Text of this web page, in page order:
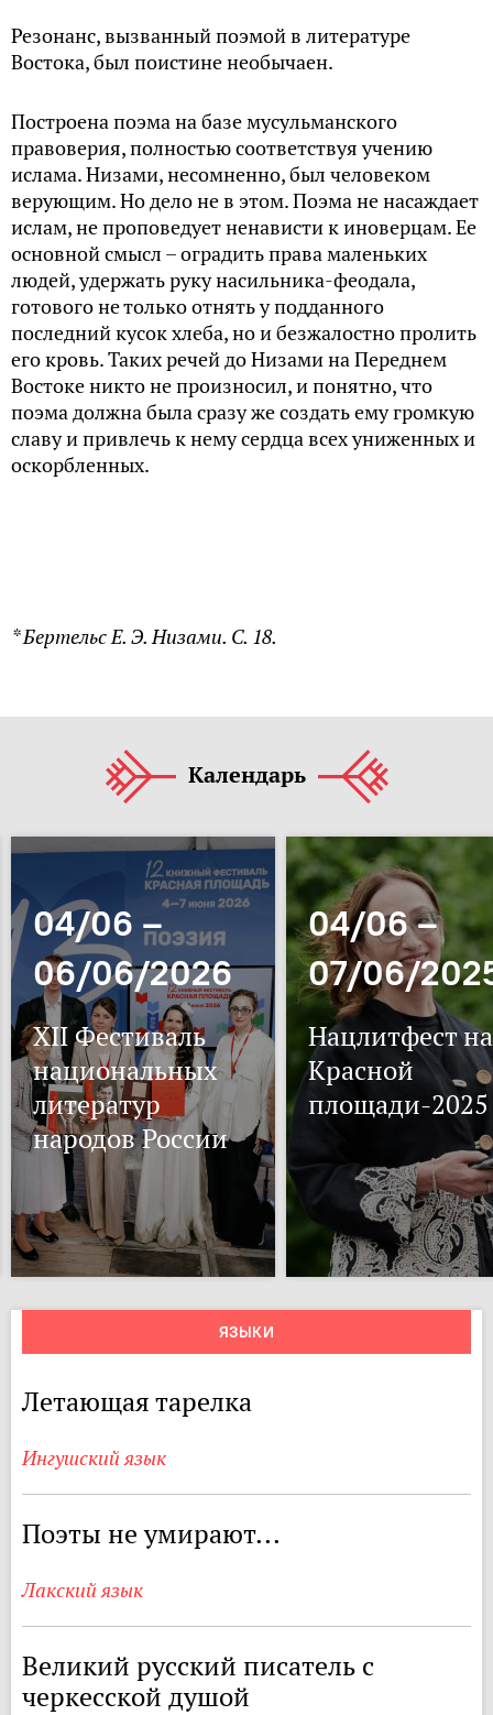
Резонанс, вызванный поэмой в литературе
Востока, был поистине необычаен.
Построена поэма на базе мусульманского
правоверия, полностью соответствуя учению
ислама. Низами, несомненно, был человеком
верующим. Но дело не в этом. Поэма не насаждает
ислам, не проповедует ненависти к иноверцам. Ее
основной смысл – оградить права маленьких
людей, удержать руку насильника-феодала,
готового не только отнять у подданного
последний кусок хлеба, но и безжалостно пролить
его кровь. Таких речей до Низами на Переднем
Востоке никто не произносил, и понятно, что
поэма должна была сразу же создать ему громкую
славу и привлечь к нему сердца всех униженных и
оскорбленных.
* Бертельс Е. Э. Низами. С. 18.
Календарь
04/06 –
06/06/2026
XII Фестиваль
национальных
литератур
народов России
04/06 –
07/06/
Нацлитфест на
Красной
площади-2025
ЯЗЫКИ
Летающая тарелка
Ингушский язык
Поэты не умирают...
Лакский язык
Великий русский писатель с
черкесской душой